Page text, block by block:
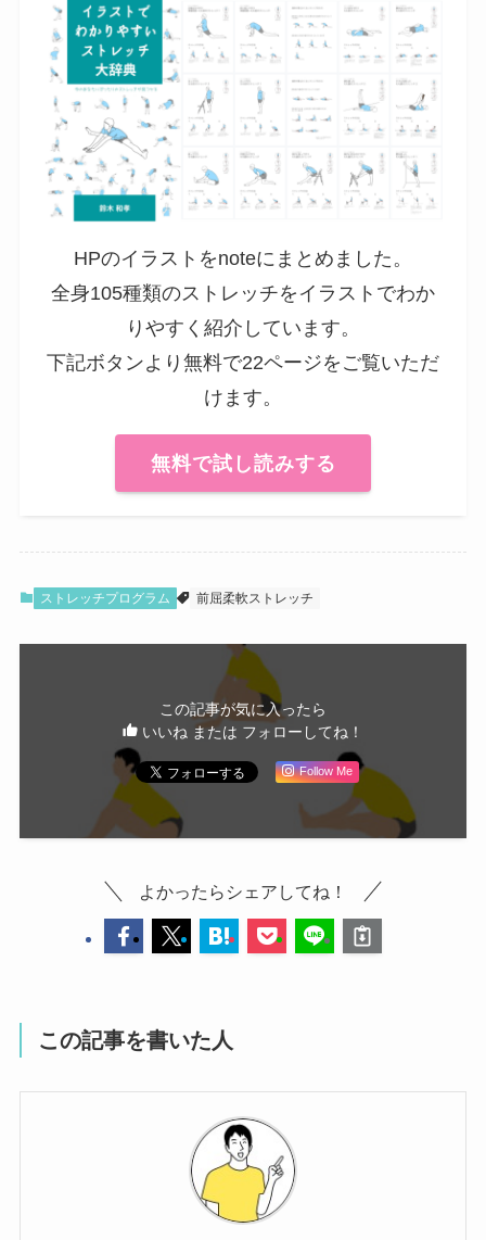
HPのイラストをnoteにまとめました。
全身105種類のストレッチをイラストでわか
りやすく紹介しています。
下記ボタンより無料で22ページをご覧いただ
けます。
無料で試し読みする
ストレッチプログラム 前屈柔軟ストレッチ
この記事が気に入ったら
いいね または フォローしてね！
Follow Me
よかったらシェアしてね！
この記事を書いた人